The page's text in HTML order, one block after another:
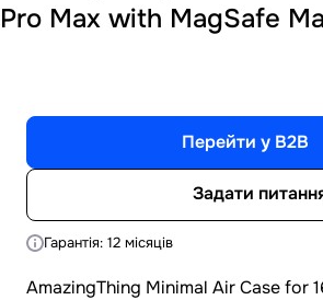
Pro Max with MagSafe
Перейти у B2B
Задати
Гарантія: 12 місяців
AmazingThing Minimal Air Case for